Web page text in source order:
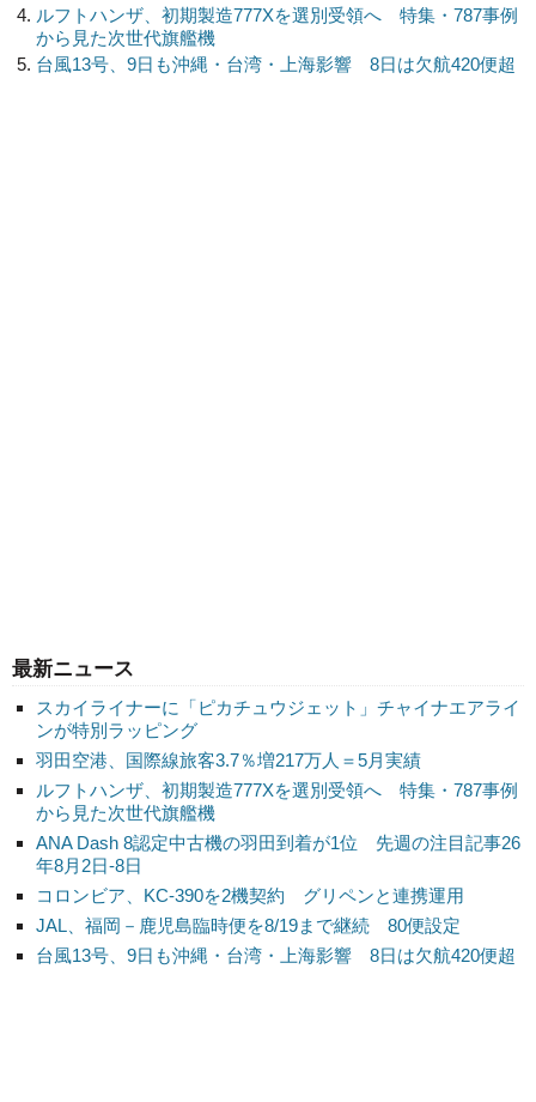
最新ニュース
スカイライナーに「ピカチュウジェット」チャイナエアライ
ンが特別ラッピング
羽田空港、国際線旅客3.7％増217万人＝5月実績
ルフトハンザ、初期製造777Xを選別受領へ 特集・787事例
から見た次世代旗艦機
ANA Dash 8認定中古機の羽田到着が1位 先週の注目記事26
年8月2日-8日
コロンビア、KC-390を2機契約 グリペンと連携運用
JAL、福岡－鹿児島臨時便を8/19まで継続 80便設定
台風13号、9日も沖縄・台湾・上海影響 8日は欠航420便超
ルフトハンザ、初期製造777Xを選別受領へ 特集・787事例
から見た次世代旗艦機
台風13号、9日も沖縄・台湾・上海影響 8日は欠航420便超